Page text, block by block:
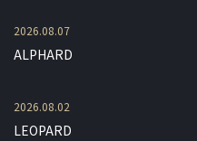
2026.08.07
ALPHARD
2026.08.02
LEOPARD